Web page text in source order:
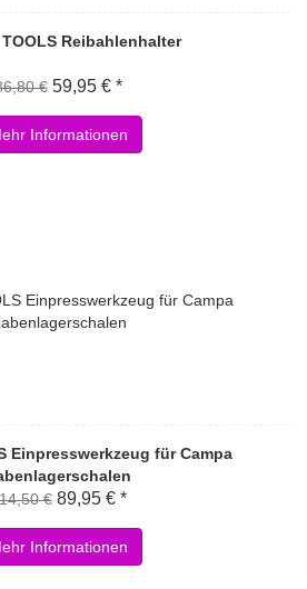
TOOLS Reibahlenhalter
€ 59,95 € *
Informationen
Einpresswerkzeug für Campa
€ 89,95 € *
Informationen